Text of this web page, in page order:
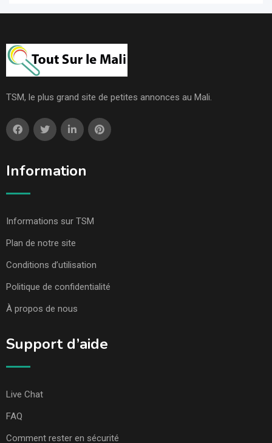
TSM, le plus grand site de petites annonces au Mali.
Information
Informations sur TSM
Plan de notre site
Conditions d’utilisation
Politique de confidentialité
À propos de nous
Support d’aide
Live Chat
FAQ
Comment rester en sécurité